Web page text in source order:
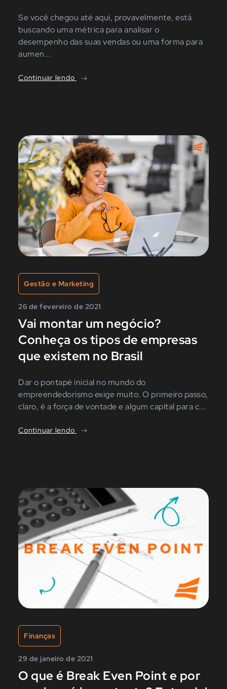
Se você chegou até aqui, provavelmente, está
buscando uma métrica para analisar o
desempenho das suas vendas ou uma forma para
aumen...
Continuar lendo
Gestão e Marketing
26 de fevereiro de 2021
Vai montar um negócio?
Conheça os tipos de empresas
que existem no Brasil
Dar o pontapé inicial no mundo do
empreendedorismo exige muito. O primeiro passo,
claro, é a força de vontade e algum capital para c...
Continuar lendo
Finanças
29 de janeiro de 2021
O que é Break Even Point e por